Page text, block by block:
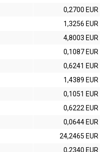
0,2700 EUR
1,3256 EUR
4,8003 EUR
0,1087 EUR
0,6241 EUR
1,4389 EUR
0,1051 EUR
0,6222 EUR
0,0644 EUR
24,2465 EUR
0,2340 EUR